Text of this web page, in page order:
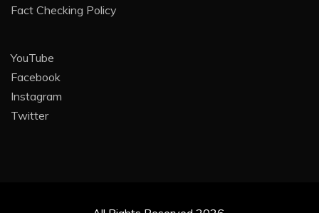
Fact Checking Policy
YouTube
Facebook
Instagram
Twitter